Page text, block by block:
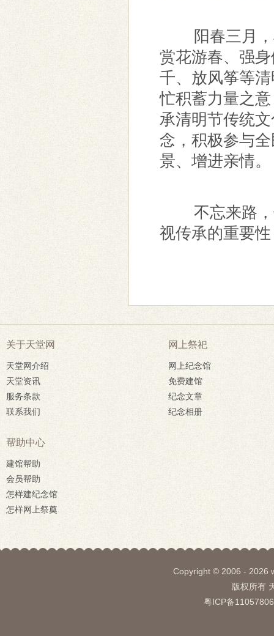
阳春三月，
赏花游春、强
千、放风筝等
忙积蓄力量之
承清明节传统
念，积极参与
景、增进亲情。
不忘来路，
视传承的重要
关于天堂网
天堂网介绍
天堂资讯
服务条款
联系我们
网上祭祀
网上纪念馆
免费建馆
纪念文章
纪念相册
帮助中心
建馆帮助
会员帮助
怎样建纪念馆
怎样网上祭奠
Copyright © 2006 - 2026
版权所有
粤ICP备